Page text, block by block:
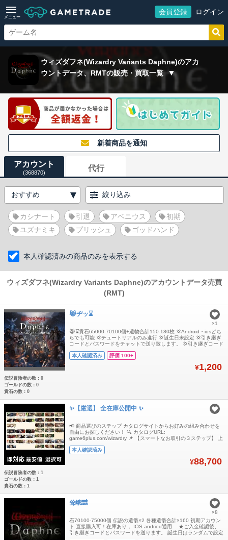
メニュー
会員登録 ログイン
ウィズダフネ(Wizardry Variants Daphne)のアカ
ウントデータ、RMTの販売・買取一覧
新着商品を通知
アカウント
(368870) 代行
絞り込み
カシナート 引退 アベニウス
初期
ユズナミキ
プリッシュ ゴッドハンド
本人確認済みの商品のみを表示する
ウィズダフネ(Wizardry Variants Daphne)のアカウントデータ売買
(RMT)
😹ヂッ⌛
😹⌛貴石65000-70100個+遺物合計150-180枚 💢Android・iosどち
らでも可能 💢チュートリアルのみ進行 💢誕生日未設定 💢引き継ぎ
コードとパスワードをチャットで送り致します。 💢引き継ぎコード
ご自身で必ず再設定をお願いいたします。
本人確認済み 評価 100+
¥1,200
×1
伝説冒険者の数：0
ゴールドの数：0
貴石の数：0
✨【厳選】 全在庫公開中 ✨
📢 商品選びのステップ カタログサイトからお好みの組み合わせを
自由にお探しください！ 🔍 カタログURL:
game6plus.com/wizardry 📌 【スマートなお取引の３ステップ】 上
のページのコメント欄に【該当の番号】をそのまま送信。 当方で最
本人確認済み
¥88,700
伝説冒険者の数：1
ゴールドの数：1
貴石の数：1
耸峨🔜
石70100-75000個 伝説の遺骸×2 各種遺骸合計×160 初期アカウン
ト 直接購入可！在庫あり， IOS andriod通用 ★ご入金確認後、
引き継ぎコードとパスワードを送ります。 誕生日はランダムで設定
×8